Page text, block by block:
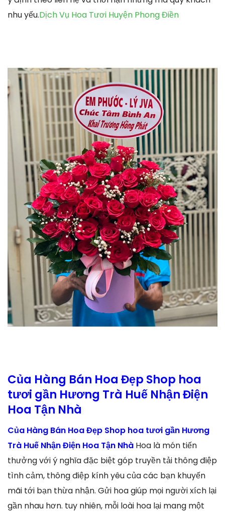
nhu yếu.Dịch Vụ Hoa Tươi Huyện Phong Điền
Của Hàng Bán Hoa Đẹp Shop hoa
tươi gần Hương Trà Huế Nhận Điện
Hoa Tận Nhà
Của Hàng Bán Hoa Đẹp Shop hoa tươi gần Hương
Trà Huế Nhận Điện Hoa Tận Nhà Hoa là món tiến
thưởng với ý nghĩa đặc biệt góp truyền tải thông điệp
tình cảm, thông điệp kính yêu của các bạn khuyến
mãi tới bạn thừa nhận. Gửi hoa giúp mọi người xích lại
gần nhau hơn. tuy nhiên, mỗi loài hoa lại mang một